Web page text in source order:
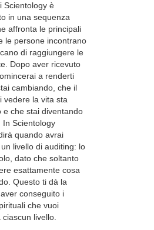
Scientology è
in una sequenza
affronta le principali
le persone incontrano
di raggiungere le
Dopo aver ricevuto
a renderti
cambiando, che il
vedere la vita sta
e che stai diventando
In Scientology
quando avrai
livello di auditing: lo
dato che soltanto
esattamente cosa
Questo ti dà la
conseguito i
che vuoi
livello.